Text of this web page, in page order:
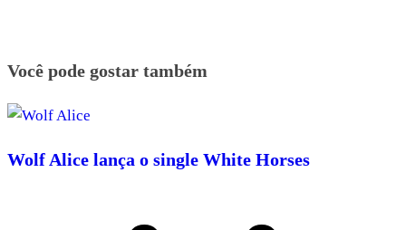
Você pode gostar também
Wolf Alice lança o single White Horses